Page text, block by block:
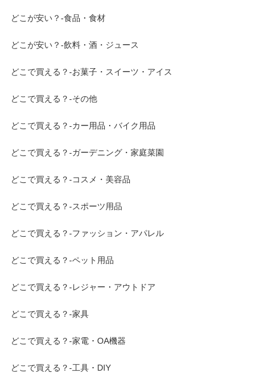
どこが安い？-食品・食材
どこが安い？-飲料・酒・ジュース
どこで買える？-お菓子・スイーツ・アイス
どこで買える？-その他
どこで買える？-カー用品・バイク用品
どこで買える？-ガーデニング・家庭菜園
どこで買える？-コスメ・美容品
どこで買える？-スポーツ用品
どこで買える？-ファッション・アパレル
どこで買える？-ペット用品
どこで買える？-レジャー・アウトドア
どこで買える？-家具
どこで買える？-家電・OA機器
どこで買える？-工具・DIY